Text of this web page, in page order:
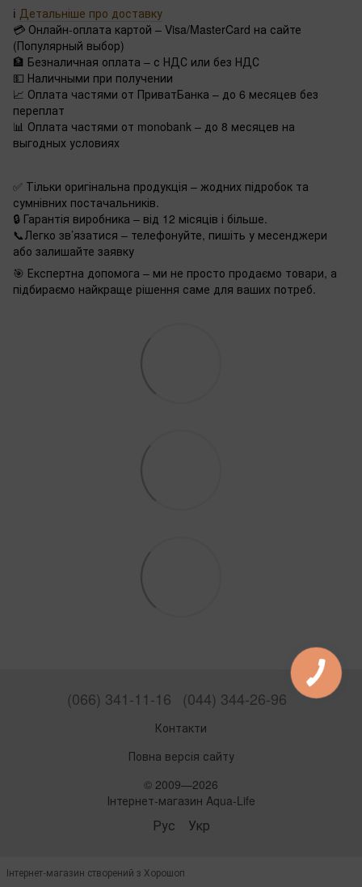
ℹ️ Детальніше про доставку
💳 Онлайн-оплата картой – Visa/MasterCard на сайте
(Популярный выбор)
🏦 Безналичная оплата – с НДС или без НДС
💵 Наличными при получении
📈 Оплата частями от ПриватБанка – до 6 месяцев без
переплат
📊 Оплата частями от monobank – до 8 месяцев на
выгодных условиях
✅ Тільки оригінальна продукція – жодних підробок та
сумнівних постачальників.
🔒 Гарантія виробника – від 12 місяців і більше.
📞Легко зв’язатися – телефонуйте, пишіть у месенджери
або залишайте заявку
🎯 Експертна допомога – ми не просто продаємо товари, а
підбираємо найкраще рішення саме для ваших потреб.
(066) 341-11-16 (044) 344-26-96
Контакти
Повна версія сайту
© 2009—2026
Інтернет-магазин Aqua-Life
Рус Укр
Інтернет-магазин створений з Хорошоп